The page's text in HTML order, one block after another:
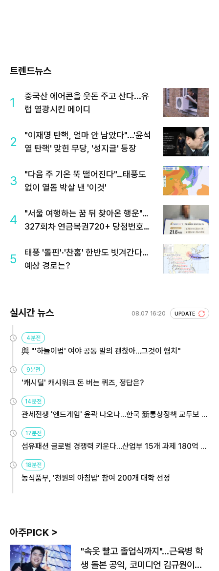
트렌드뉴스
1
중국산 에어콘을 웃돈 주고 산다...유
럽 열광시킨 메이디
2
"이재명 탄핵, 얼마 안 남았다"...'윤석
열 탄핵' 맞힌 무당, '성지글' 등장
3
"다음 주 기온 뚝 떨어진다"…태풍도
없이 열돔 박살 낸 '이것'
4
"서울 여행하는 꿈 뒤 찾아온 행운"…
327회차 연금복권720+ 당첨번호조
5
태풍 '돌핀'·'찬홈' 한반도 빗겨간다…
예상 경로는?
실시간 뉴스 08.07 16:20 UPDATE
4분전
與 "'하늘이법' 여야 공동 발의 괜찮아…그것이 협치"
9분전
'캐시딜' 캐시워크 돈 버는 퀴즈, 정답은?
14분전
관세전쟁 '엔드게임' 윤곽 나오나…한국 新통상정책 교두보 활
용해야
17분전
섬유패션 글로벌 경쟁력 키운다…산업부 15개 과제 180억 지
원
18분전
농식품부, '천원의 아침밥' 참여 200개 대학 선정
아주PICK >
"속옷 빨고 졸업식까지"…근육병 학
생 돌본 공익, 코미디언 김규원이었